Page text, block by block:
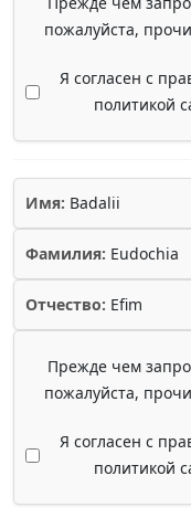
пожалуйста,
Я согласен с
политикой
Имя: Badalii
Фамилия: Eudochia
Отчество: Efim
Прежде чем
пожалуйста,
Я согласен с
политикой